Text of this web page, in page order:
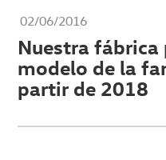
02/06/2016
Nuestra fábrica
modelo de la
partir de 2018